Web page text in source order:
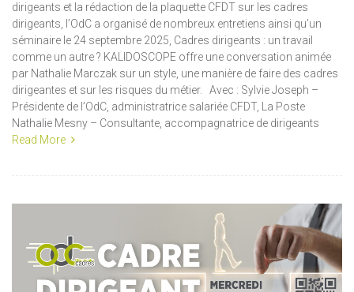
dirigeants et la rédaction de la plaquette CFDT sur les cadres
dirigeants, l’OdC a organisé de nombreux entretiens ainsi qu’un
séminaire le 24 septembre 2025, Cadres dirigeants : un travail
comme un autre ? KALIDOSCOPE offre une conversation animée
par Nathalie Marczak sur un style, une manière de faire des cadres
dirigeantes et sur les risques du métier. Avec : Sylvie Joseph –
Présidente de l’OdC, administratrice salariée CFDT, La Poste
Nathalie Mesny – Consultante, accompagnatrice de dirigeants
Read More